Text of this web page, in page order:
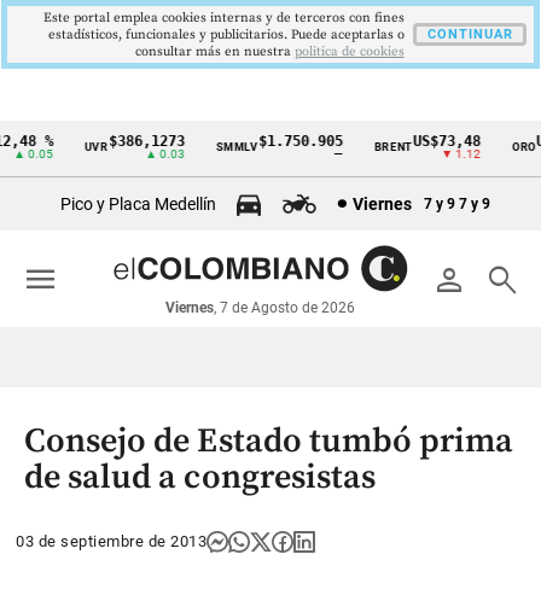
Cintillo
económicos
Colombia
%
0.05
UVR$386,1273
▲ 0.03
SMMLV$1.750.905 BRENTUS$73,48
▼ 1.12
ORO
Pico y Placa Medellín Viernes 7 y 9 7 y 9
person search
Viernes, 7 de Agosto de 2026
menu
Consejo de Estado tumbó prima
de salud a congresistas
03 de septiembre de 2013
Este portal emplea cookies internas y de terceros con fines
estadísticos, funcionales y publicitarios. Puede aceptarlas o
consultar más en nuestra politica de cookies
CONTINUAR